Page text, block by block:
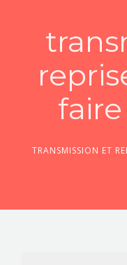
LES JOURNÉES 2026 ⌵
ACTUS & DOSSIERS
TRANSMISSION ET